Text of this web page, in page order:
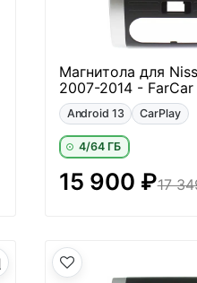
Магнитола для
2007-2014 - FarCar
Android 13 CarPlay
4/64 ГБ
17
15 900 ₽